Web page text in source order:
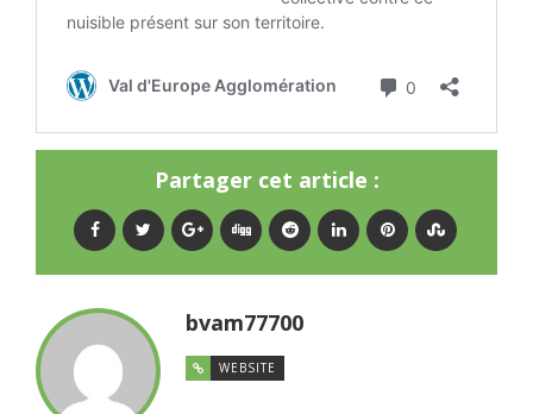
Partager cet article :
bvam77700
WEBSITE